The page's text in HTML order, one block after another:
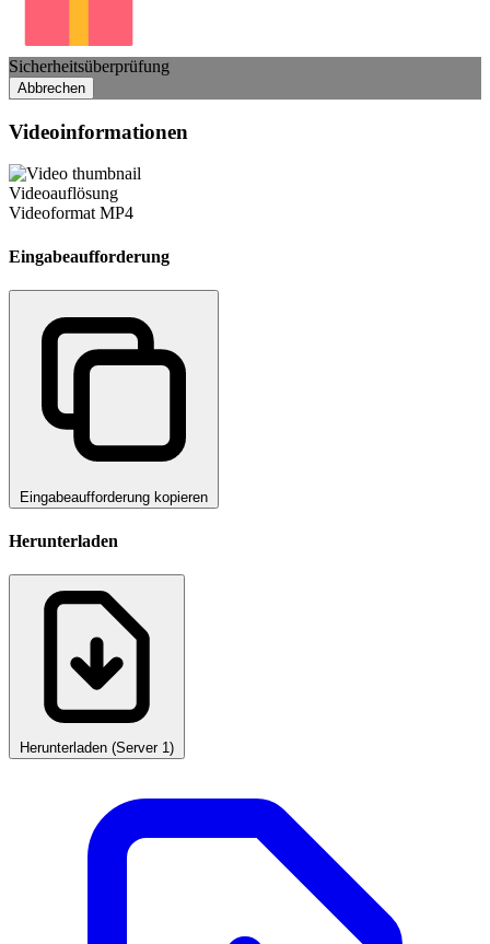
Sicherheitsüberprüfung
Abbrechen
Videoinformationen
Videoauflösung
Videoformat MP4
Eingabeaufforderung
Eingabeaufforderung kopieren
Herunterladen
Herunterladen (Server 1)